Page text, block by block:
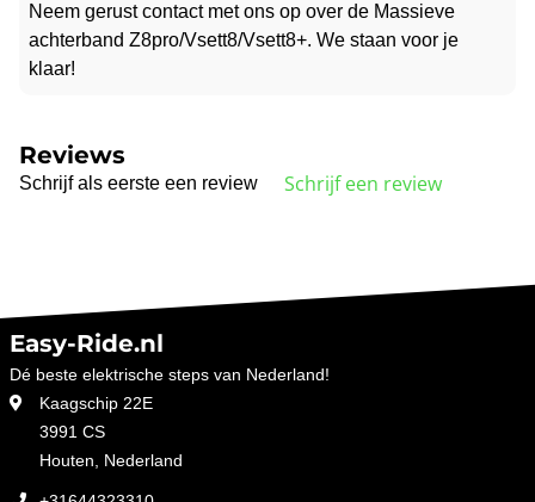
Neem gerust contact met ons op over de Massieve
achterband Z8pro/Vsett8/Vsett8+. We staan voor je
klaar!
Reviews
Schrijf als eerste een review Schrijf een review
Easy-Ride.nl
Dé beste elektrische steps van Nederland!
Kaagschip 22E
3991 CS
Houten, Nederland